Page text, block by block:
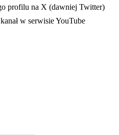
profilu na X (dawniej Twitter)
nowej karciew serwisie YouTube